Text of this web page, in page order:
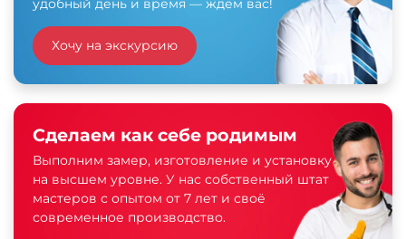
удобный день и время — ждём вас!
Хочу на экскурсию
Сделаем как себе родимым
Выполним замер, изготовление и установку
на высшем уровне. У нас собственный штат
мастеров с опытом от 7 лет и своё
современное производство.